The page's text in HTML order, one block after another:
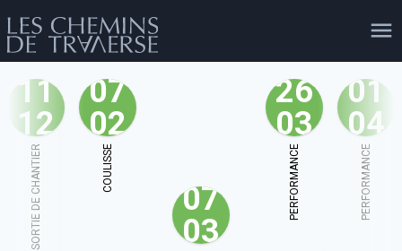
agenda personnes shop
facebook
11
12
SORTIE DE CHANTIER
07
02
COULISSE
07
03
26
03
PERFORMANCE
01
04
PERFORMANCE